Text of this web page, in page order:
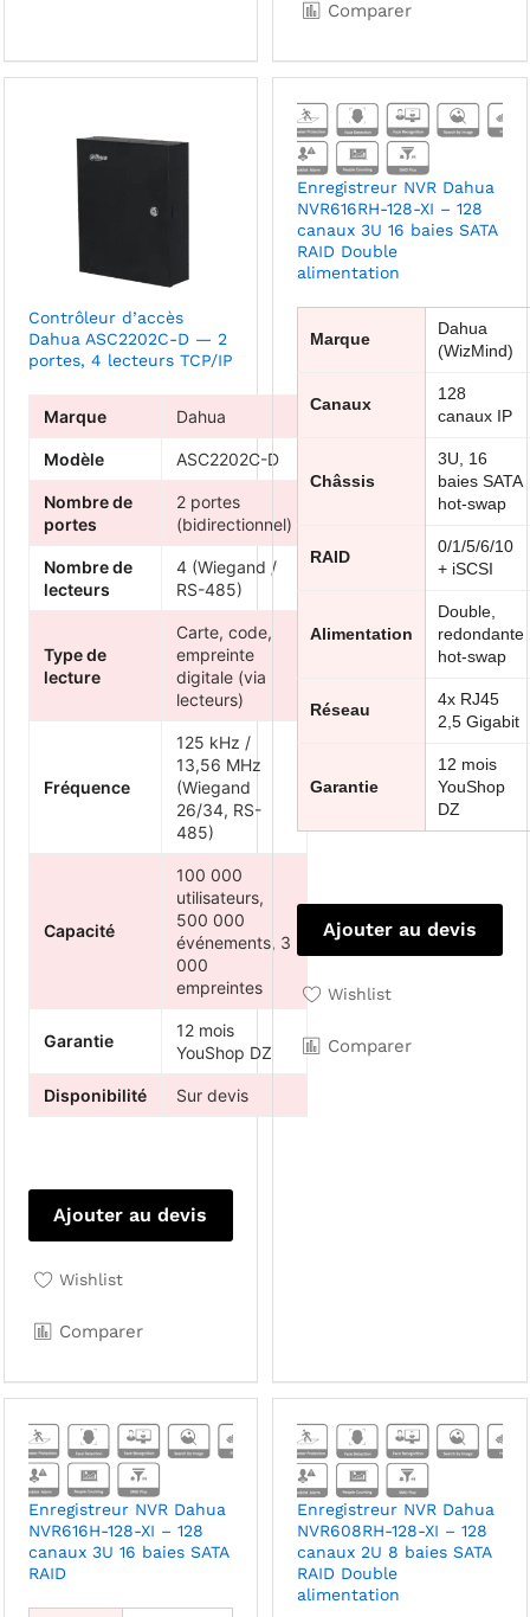
Comparer
Contrôleur d’accès
Dahua ASC2202C-D — 2
portes, 4 lecteurs TCP/IP
Marque Dahua
Modèle ASC2202C-D
Nombre de
portes
2 portes
(bidirectionnel)
Nombre de
lecteurs
4 (Wiegand /
RS-485)
Type de
lecture
Carte, code,
empreinte
digitale (via
lecteurs)
Fréquence
125 kHz /
13,56 MHz
(Wiegand
26/34, RS-
485)
Capacité
100 000
utilisateurs,
500 000
événements, 3
000
empreintes
Garantie
12 mois
YouShop DZ
Disponibilité Sur devis
Ajouter au devis
Wishlist
Comparer
Enregistreur NVR Dahua
NVR616RH-128-XI – 128
canaux 3U 16 baies SATA
RAID Double
alimentation
Marque
Dahua
(WizMind)
Canaux
128
canaux IP
Châssis
3U, 16
baies SATA
hot-swap
RAID
0/1/5/6/10
+ iSCSI
Alimentation
Double,
redondante
hot-swap
Réseau
4x RJ45
2,5 Gigabit
Garantie
12 mois
YouShop
DZ
Ajouter au devis
Wishlist
Comparer
Enregistreur NVR Dahua
NVR616H-128-XI – 128
canaux 3U 16 baies SATA
RAID
Enregistreur NVR Dahua
NVR608RH-128-XI – 128
canaux 2U 8 baies SATA
RAID Double
alimentation